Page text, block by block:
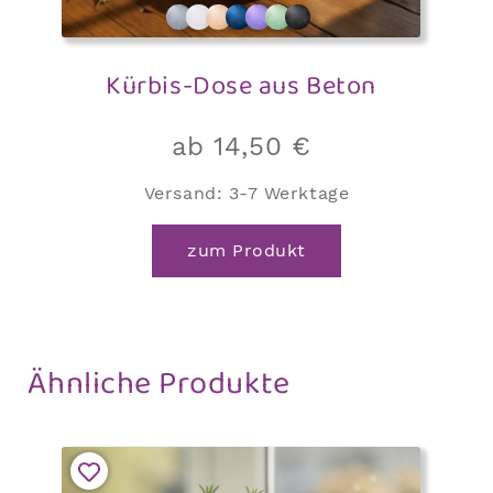
Kürbis-Dose aus Beton
ab14,50 €
Versand: 3-7 Werktage
zum Produkt
Dieses
Optionen
können
Ähnliche Produkte